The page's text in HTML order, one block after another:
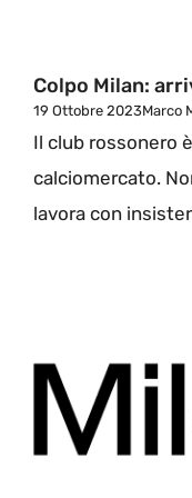
Colpo Milan:
19 Ottobre 2023Marco
Il club rossonero
calciomercato.
lavora con